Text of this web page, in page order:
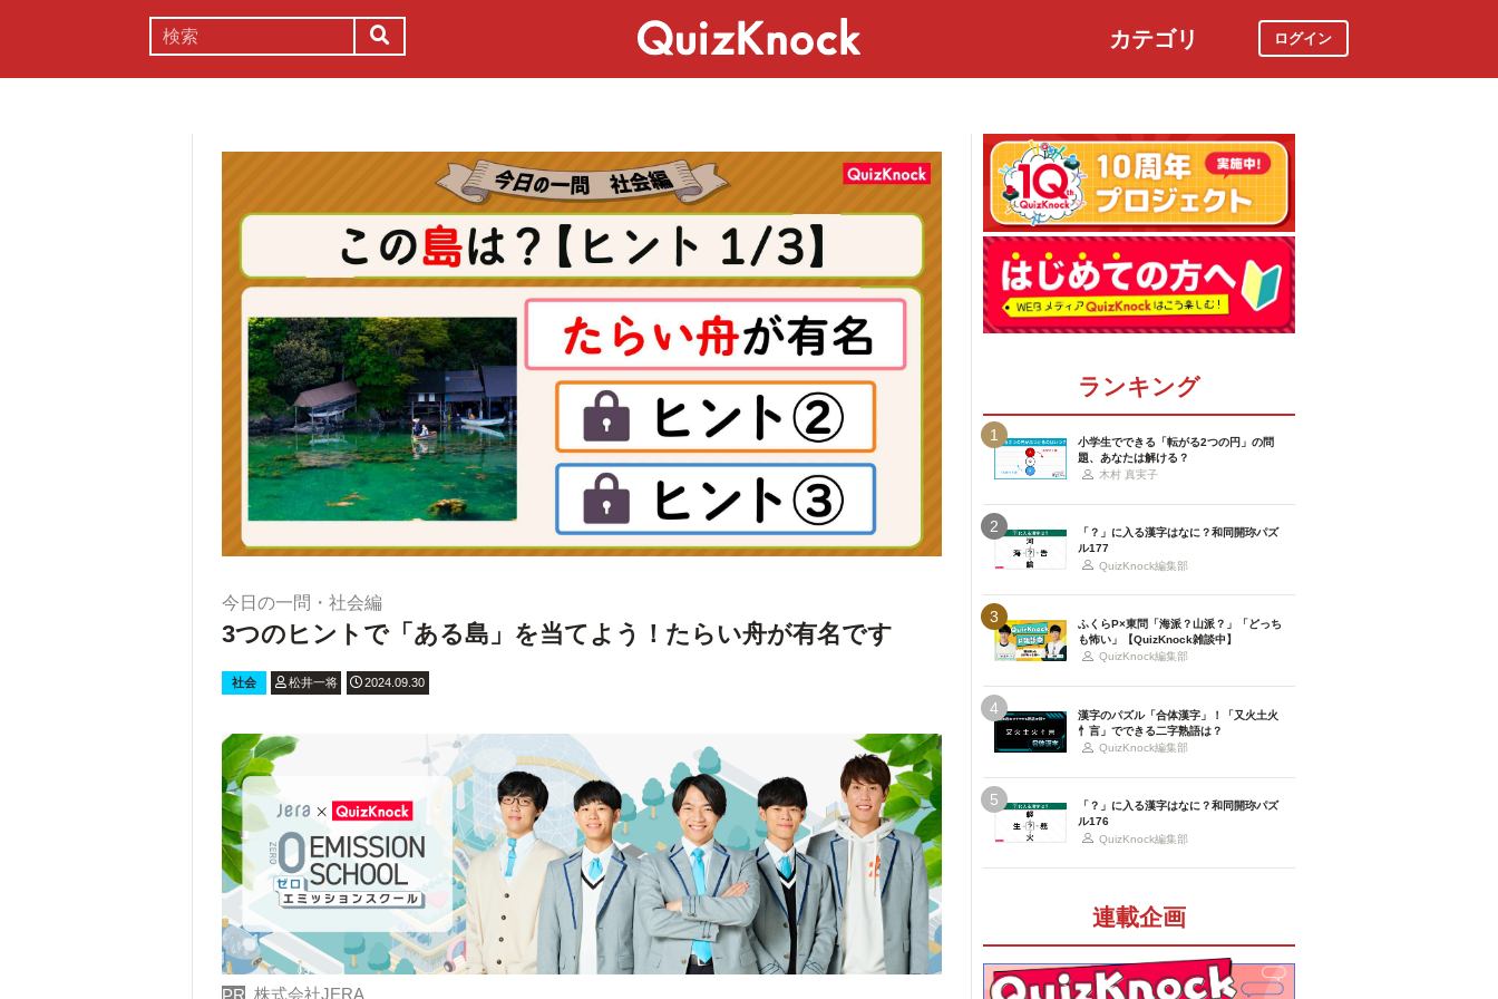
カテゴリ ログイン
今日の一問・社会編
3つのヒントで「ある島」を当てよう！たらい舟が有名です
社会 松井一将 2024.09.30
株式会社JERA
ランキング
1
小学生でできる「転がる2つの円」の問
題、あなたは解ける？
木村 真実子
2
「？」に入る漢字はなに？和同開珎パズ
ル177
QuizKnock編集部
3
ふくらP×東問「海派？山派？」「どっち
も怖い」【QuizKnock雑談中】
QuizKnock編集部
4
漢字のパズル「合体漢字」！「又火土火
忄言」でできる二字熟語は？
QuizKnock編集部
5
「？」に入る漢字はなに？和同開珎パズ
ル176
QuizKnock編集部
連載企画